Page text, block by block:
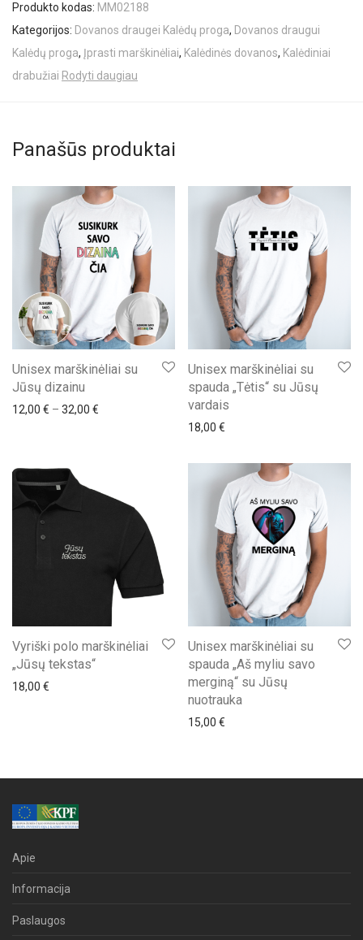
Produkto kodas: MM02188
Kategorijos: Dovanos draugei Kalėdų proga, Dovanos draugui
Kalėdų proga, Įprasti marškinėliai, Kalėdinės dovanos, Kalėdiniai
drabužiai Rodyti daugiau
Panašūs produktai
Unisex marškinėliai su
Jūsų dizainu
12,00 € – 32,00 € Price range: 12,00 € through 32,00 €
Unisex marškinėliai su
spauda „Tėtis“ su Jūsų
vardais
18,00 €
Vyriški polo marškinėliai
„Jūsų tekstas“
18,00 €
Unisex marškinėliai su
spauda „Aš myliu savo
merginą“ su Jūsų
nuotrauka
15,00 €
Apie
Informacija
Paslaugos